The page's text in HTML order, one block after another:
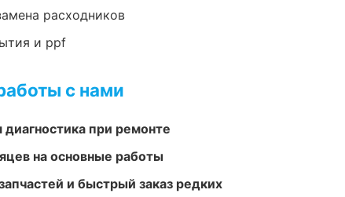
расходников
и ppf
с нами
диагностика при ремонте
на основные работы
и быстрый заказ редких